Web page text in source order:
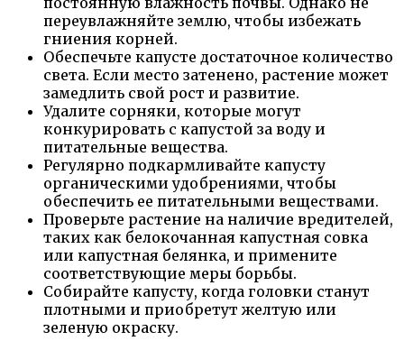
переувлажняйте землю, чтобы избежать
гниения корней.
Обеспечьте капусте достаточное количество
света. Если место затенено, растение может
замедлить свой рост и развитие.
Удалите сорняки, которые могут
конкурировать с капустой за воду и
питательные вещества.
Регулярно подкармливайте капусту
органическими удобрениями, чтобы
обеспечить ее питательными веществами.
Проверьте растение на наличие вредителей,
таких как белокочанная капустная совка
или капустная белянка, и примените
соответствующие меры борьбы.
Собирайте капусту, когда головки станут
плотными и приобретут желтую или
зеленую окраску.